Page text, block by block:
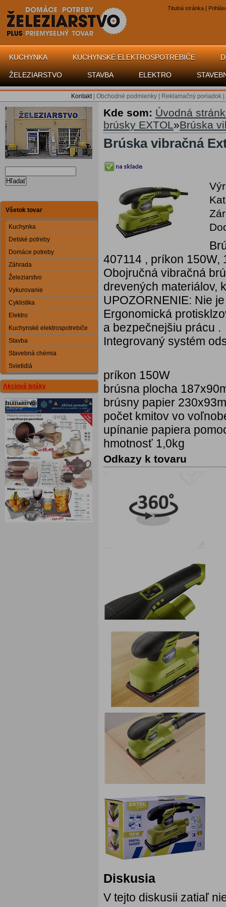
Titulná stránka |
KUCHYNKA KUCHYNSKÉ ELEKTROSPOTREBIČE
ŽELEZIARSTVO STAVBA ELEKTRO
Kontakt| Obchodné podmienky Reklamačný poriadok
Hľadať
Všetok tovar
Kuchynka
Detské potreby
Domáce potreby
Záhrada
Železiarstvo
Vykurovanie
Cyklistika
Elektro
Kuchynské elektrospotrebiče
Stavba
Stavebná chémia
Svietidlá
Akciové letáky
Kde som: Úvodná
brúsky EXTOL»Brúska
Brúska vibračná
407114 , príkon 150W,
Obojručná vibračná
drevených materiálov,
UPOZORNENIE: Nie
Ergonomická
a bezpečnejšiu prácu .
Integrovaný systém
príkon 150W
brúsna plocha
brúsny papier
počet kmitov vo
upínanie papiera
hmotnosť 1,0kg
Odkazy k tovaru
Diskusia
V tejto diskusii zatiaľ